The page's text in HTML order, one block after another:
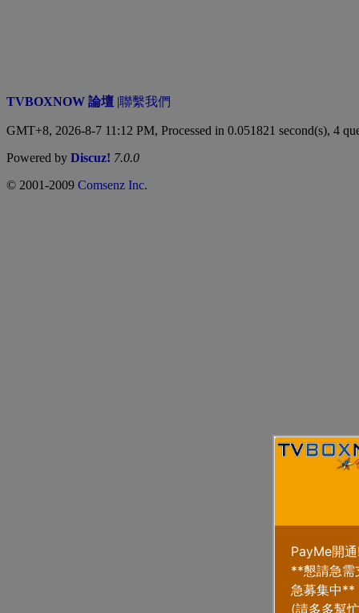
TVBOXNOW 論壇 |聯繫我們
GMT+8, 2026-8-7 11:12 PM, Processed in 0.051821 second(s), 4
Powered by Discuz! 7.0.0
© 2001-2009 Comsenz Inc.